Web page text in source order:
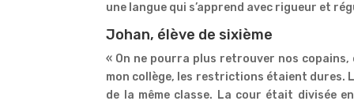
une langue qui s’apprend avec rigueur et
Johan, élève de sixième
« On ne pourra plus retrouver nos copains,
mon collège, les restrictions étaient dures.
de la même classe. La cour était divisée